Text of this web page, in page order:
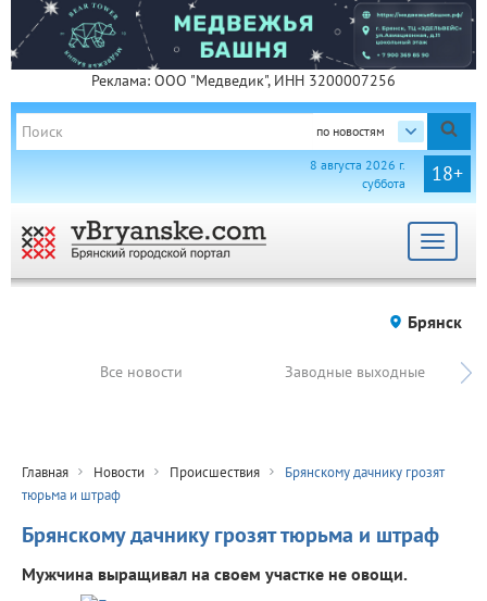
Реклама: ООО "Медведик", ИНН 3200007256
по новостям
18+
8 августа 2026 г.
суббота
Toggle
Брянск
Все новости Заводные выходные
Главная Новости Происшествия
Брянскому дачнику грозят
тюрьма и штраф
Брянскому дачнику грозят тюрьма и штраф
Мужчина выращивал на своем участке не овощи.